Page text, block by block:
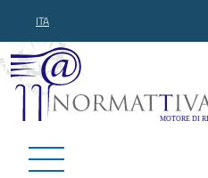
ITA
Normattiva